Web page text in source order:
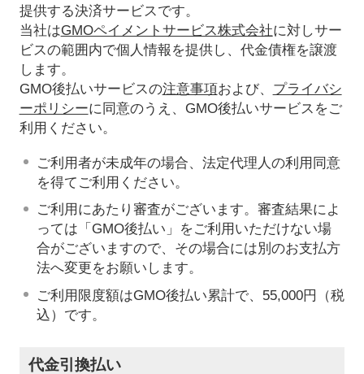
提供する決済サービスです。
当社はGMOペイメントサービス株式会社に対しサー
ビスの範囲内で個人情報を提供し、代金債権を譲渡
します。
GMO後払いサービスの注意事項および、 プライバシ
ーポリシーに同意のうえ、GMO後払いサービスをご
利用ください。
ご利用者が未成年の場合、法定代理人の利用同意
を得てご利用ください。
ご利用にあたり審査がございます。審査結果によ
っては「GMO後払い」をご利用いただけない場
合がございますので、その場合には別のお支払方
法へ変更をお願いします。
ご利用限度額はGMO後払い累計で、55,000円（税
込）です。
代金引換払い